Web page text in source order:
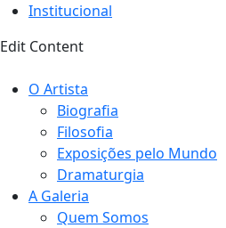
Institucional
Edit Content
O Artista
Biografia
Filosofia
Exposições pelo Mundo
Dramaturgia
A Galeria
Quem Somos